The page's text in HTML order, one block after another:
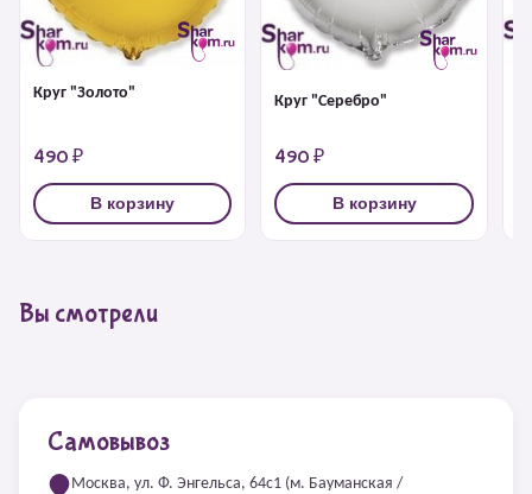
Круг "Золото"
490 ₽
В корзину
Круг "Серебро"
490 ₽
В корзину
Вы смотрели
Самовывоз
Москва, ул. Ф. Энгельса, 64с1 (м. Бауманская /